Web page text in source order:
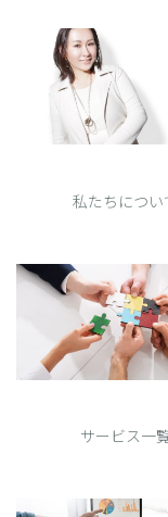
私たちについ
サービス一